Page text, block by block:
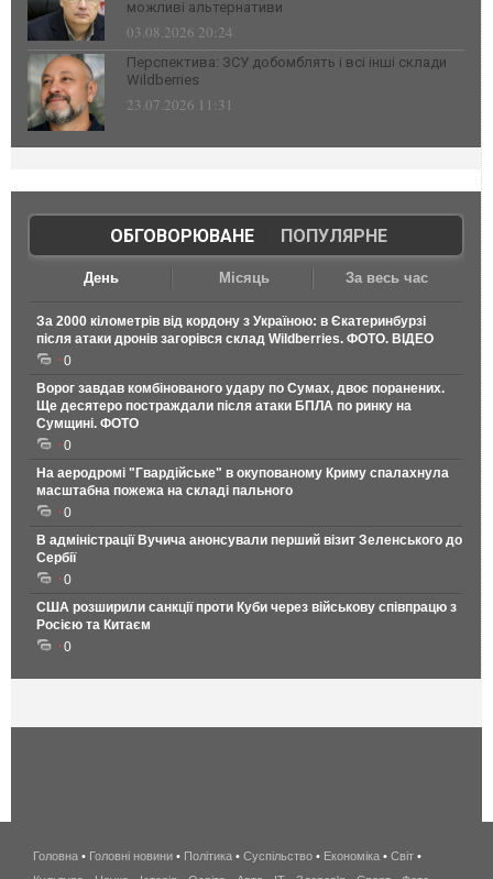
можливі альтернативи
03.08.2026 20:24
Перспектива: ЗСУ добомблять і всі інші склади
Wildberries
23.07.2026 11:31
ОБГОВОРЮВАНЕ| ПОПУЛЯРНЕ
День Місяць За весь час
За 2000 кілометрів від кордону з Україною: в Єкатеринбурзі
після атаки дронів загорівся склад Wildberries. ФОТО. ВІДЕО
0
Ворог завдав комбінованого удару по Сумах, двоє поранених.
Ще десятеро постраждали після атаки БПЛА по ринку на
Сумщині. ФОТО
0
На аеродромі "Гвардійське" в окупованому Криму спалахнула
масштабна пожежа на складі пального
0
В адміністрації Вучича анонсували перший візит Зеленського до
Сербії
0
США розширили санкції проти Куби через військову співпрацю з
Росією та Китаєм
0
беспроводной
Головна • Головні новини • Політика • Суспільство • Економіка • Світ •